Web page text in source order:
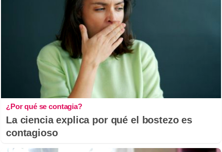
¿Por qué se contagia?
La ciencia explica por qué el bostezo es
contagioso